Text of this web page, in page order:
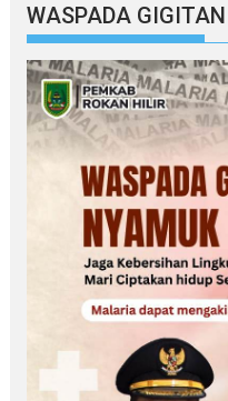
WASPADA